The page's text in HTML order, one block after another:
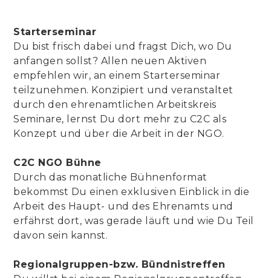
Starterseminar
Du bist frisch dabei und fragst Dich, wo Du
anfangen sollst? Allen neuen Aktiven
empfehlen wir, an einem Starterseminar
teilzunehmen. Konzipiert und veranstaltet
durch den ehrenamtlichen Arbeitskreis
Seminare, lernst Du dort mehr zu C2C als
Konzept und über die Arbeit in der NGO.
C2C NGO Bühne
Durch das monatliche Bühnenformat
bekommst Du einen exklusiven Einblick in die
Arbeit des Haupt- und des Ehrenamts und
erfährst dort, was gerade läuft und wie Du Teil
davon sein kannst.
Regionalgruppen-bzw. Bündnistreffen